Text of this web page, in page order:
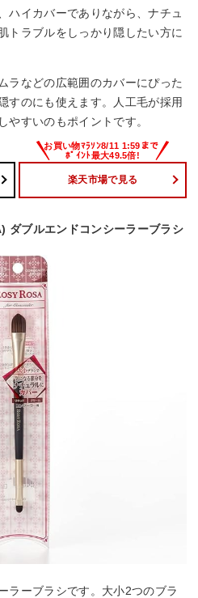
ハイカバーでありながら、ナチュ
トラブルをしっかり隠したい方に
ラなどの広範囲のカバーにぴった
すのにも使えます。人工毛が採用
やすいのもポイントです。
楽天市場で見る
ダブルエンドコンシーラーブラシ
ラーブラシです。大小2つのブラ